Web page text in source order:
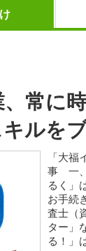
、常に
ルを
「大
事 一
るく」
お手続
査士（
ター」
る！」